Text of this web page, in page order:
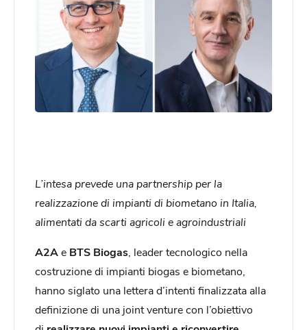
L’intesa prevede una partnership per la
realizzazione di impianti di biometano in Italia,
alimentati da scarti agricoli e agroindustriali
A2Ae BTS Biogas , leader tecnologico nella
costruzione di impianti biogas e biometano,
hanno siglato una lettera d’intenti finalizzata alla
definizione di una joint venture con l’obiettivo